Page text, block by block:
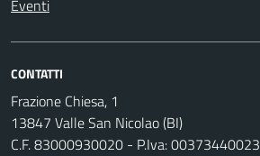
Eventi
CONTATTI
Frazione Chiesa, 1
13847 Valle San Nicolao (BI)
C.F. 83000930020 - P.Iva: 00373440023